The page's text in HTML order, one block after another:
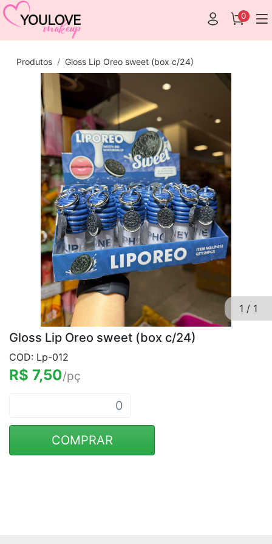
0
Produtos Gloss Lip Oreo sweet (box c/24)
1 / 1
Gloss Lip Oreo sweet (box c/24)
COD: Lp-012
R$ 7,50/pç
COMPRAR